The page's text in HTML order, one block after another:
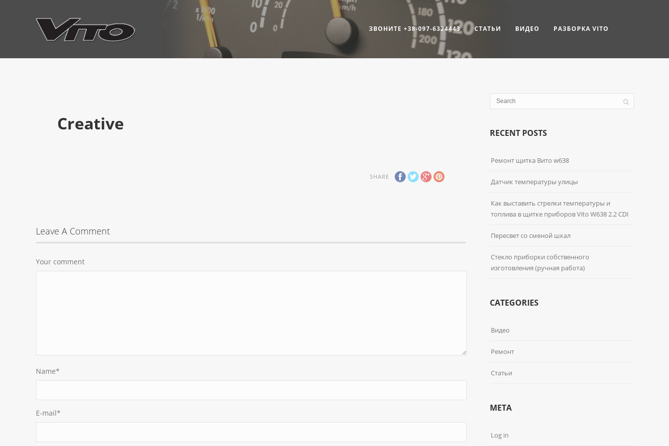
ЗВОНИТЕ +38-097-6324443 СТАТЬИ ВИДЕО РАЗБОРКА VITO
Creative
SHARE
Leave A Comment
Your comment
Name*
E-mail*
RECENT POSTS
Ремонт щитка Вито w638
Датчик температуры улицы
Как выставить стрелки температуры и
топлива в щитке приборов Vito W638 2.2 CDI
Пересвет со сменой шкал
Стекло приборки собственного
изготовления (ручная работа)
CATEGORIES
Видео
Ремонт
Статьи
META
Log in